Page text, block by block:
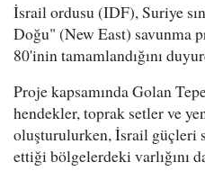
İsrail ordusu (IDF), Suriye
Doğu" (New East) savunma
80'inin tamamlandığını
Proje kapsamında Golan
hendekler, toprak setler ve
oluşturulurken, İsrail güçleri
ettiği bölgelerdeki varlığını